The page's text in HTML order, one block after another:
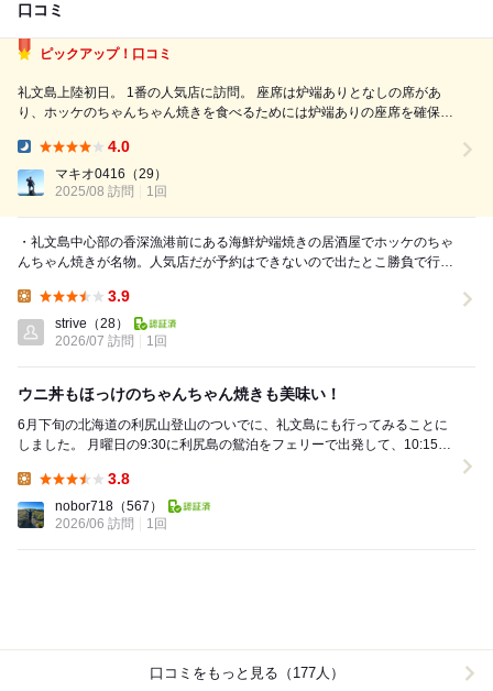
口コミ
ピックアップ！口コミ
礼文島上陸初日。 1番の人気店に訪問。 座席は炉端ありとなしの席があ
り、ホッケのちゃんちゃん焼きを食べるためには炉端ありの座席を確保す
一巡目分の組数に到達しており、改めて人気店であることを再確認。 肝
心の味は、ホッケの...
4.0
マキオ0416 （29）
2025/08 訪問
1回
・礼文島中心部の香深漁港前にある海鮮炉端焼きの居酒屋でホッケのちゃ
んちゃん焼きが名物。人気店だが予約はできないので出たとこ勝負で行く
3.9
strive （28）
2026/07 訪問
1回
ウニ丼もほっけのちゃんちゃん焼きも美味い！
6月下旬の北海道の利尻山登山のついでに、礼文島にも行ってみることに
しました。 月曜日の9:30に利尻島の鴛泊をフェリーで出発して、10:15に
3.8
nobor718 （567）
2026/06 訪問
1回
口コミをもっと見る（177人）